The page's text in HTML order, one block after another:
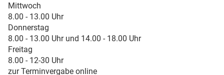
Mittwoch
8.00 - 13.00 Uhr
Donnerstag
8.00 - 13.00 Uhr und 14.00 - 18.00 Uhr
Freitag
8.00 - 12-30 Uhr
zur Terminvergabe online